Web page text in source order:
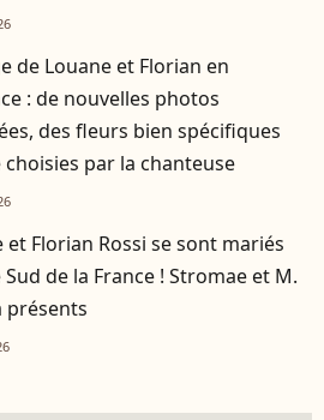
de Louane et Florian en
: de nouvelles photos
des fleurs bien spécifiques
par la chanteuse
et Florian Rossi se sont mariés
de la France ! Stromae et M.
présents